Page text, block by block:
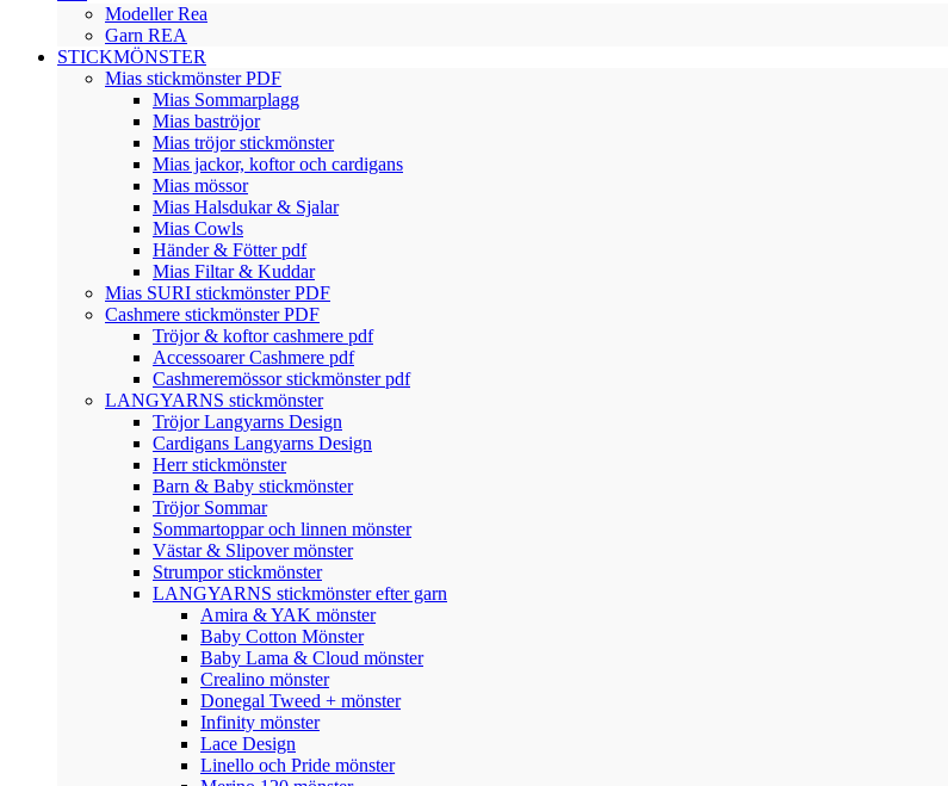
Modeller Rea
Garn REA
STICKMÖNSTER
Mias stickmönster PDF
Mias Sommarplagg
Mias baströjor
Mias tröjor stickmönster
Mias jackor, koftor och cardigans
Mias mössor
Mias Halsdukar & Sjalar
Mias Cowls
Händer & Fötter pdf
Mias Filtar & Kuddar
Mias SURI stickmönster PDF
Cashmere stickmönster PDF
Tröjor & koftor cashmere pdf
Accessoarer Cashmere pdf
Cashmeremössor stickmönster pdf
LANGYARNS stickmönster
Tröjor Langyarns Design
Cardigans Langyarns Design
Herr stickmönster
Barn & Baby stickmönster
Tröjor Sommar
Sommartoppar och linnen mönster
Västar & Slipover mönster
Strumpor stickmönster
LANGYARNS stickmönster efter garn
Amira & YAK mönster
Baby Cotton Mönster
Baby Lama & Cloud mönster
Crealino mönster
Donegal Tweed + mönster
Infinity mönster
Lace Design
Linello och Pride mönster